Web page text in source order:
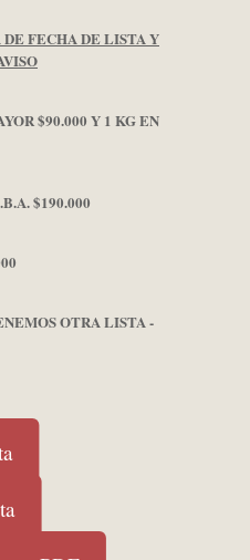
FECHA DE LISTA Y
$90.000 Y 1 KG EN
$190.000
OTRA LISTA -